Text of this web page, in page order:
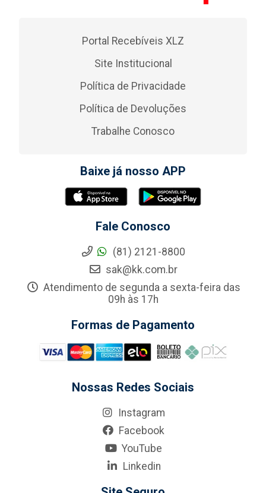
Portal Recebíveis XLZ
Site Institucional
Política de Privacidade
Política de Devoluções
Trabalhe Conosco
Baixe já nosso APP
Fale Conosco
(81) 2121-8800
sak@kk.com.br
Atendimento de segunda a sexta-feira das
09h às 17h
Formas de Pagamento
Nossas Redes Sociais
Instagram
Facebook
YouTube
Linkedin